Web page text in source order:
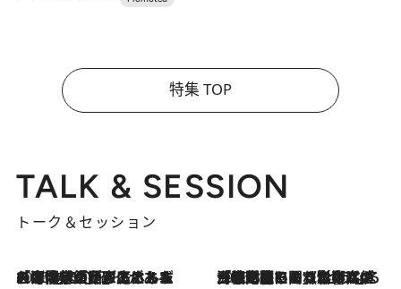
特集 TOP
TALK & SESSION
トーク＆セッション
2026.8.3
「今後値上げがあるとすれば…」「リスクがあるのは今年の冬」エネルギー専門家が語る、ホルムズ海峡封鎖が家庭にもたらす“ある心配” 2026.8.3
「住宅建てられない…」「サーチャージ料の高値が続いている」ホルムズ海峡封鎖による影響はいつまで続く？《エネルギー専門家に聞く“どうなる日本の暮らし”》